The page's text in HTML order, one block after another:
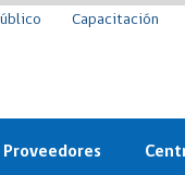
Capacitación
Proveedores